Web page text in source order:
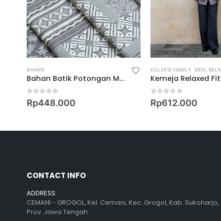
BAHAN
Bahan Batik Potongan Motif Keris Maneka Warna
out of 5
Rp448.000
KOLEKSI FAMILY MEN
out of 5
Rp612.000
CONTACT INFO
ADDRESS:
CEMANI - GROGOL, Kel. Cemani, Kec. Grogol, Kab. Sukoharjo,
Prov. Jawa Tengah